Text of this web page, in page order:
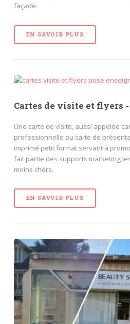
façade.
EN SAVOIR PLUS
Cartes de visite et flyers -
Une carte de visite, aussi appelée
professionnelle ou carte de
imprimé petit format servant à
fait partie des supports marketing
moins chers.
EN SAVOIR PLUS